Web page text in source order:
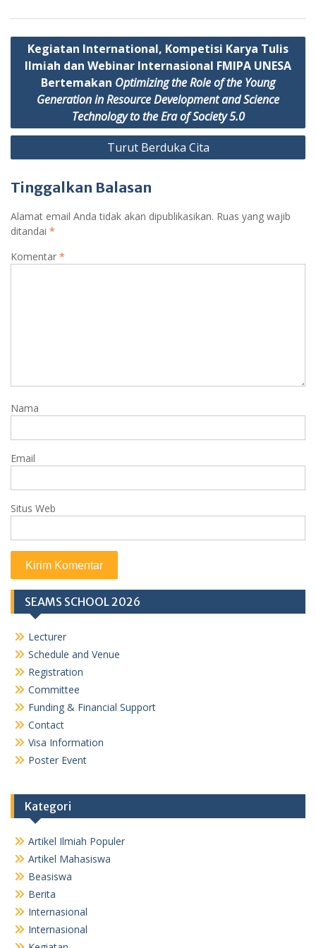
p
p
a
m
Navigasi
pos
Kegiatan International, Kompetisi Karya Tulis
Ilmiah dan Webinar Internasional FMIPA UNESA
Bertemakan Optimizing the Role of the Young
Generation in Resource Development and Science
Technology to the Era of Society 5.0
Turut Berduka Cita
Tinggalkan Balasan
Alamat email Anda tidak akan dipublikasikan. Ruas yang wajib
ditandai *
Komentar *
Nama
Email
Situs Web
SEAMS SCHOOL 2026
Lecturer
Schedule and Venue
Registration
Committee
Funding & Financial Support
Contact
Visa Information
Poster Event
Kategori
Artikel Ilmiah Populer
Artikel Mahasiswa
Beasiswa
Berita
Internasional
Internasional